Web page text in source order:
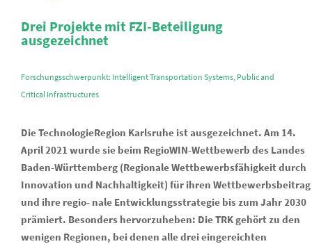
Drei Projekte mit FZI-Beteiligung
ausgezeichnet
Forschungsschwerpunkt: Intelligent Transportation Systems, Public and
Critical Infrastructures
Die TechnologieRegion Karlsruhe ist ausgezeichnet. Am 14.
April 2021 wurde sie beim RegioWIN-Wettbewerb des Landes
Baden-Württemberg (Regionale Wettbewerbsfähigkeit durch
Innovation und Nachhaltigkeit) für ihren Wettbewerbsbeitrag
und ihre regio- nale Entwicklungsstrategie bis zum Jahr 2030
prämiert. Besonders hervorzuheben: Die TRK gehört zu den
wenigen Regionen, bei denen alle drei eingereichten